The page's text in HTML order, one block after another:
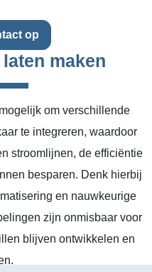
op
maken
om verschillende
te integreren, waardoor
stroomlijnen, de efficiëntie
besparen. Denk hierbij
en nauwkeurige
zijn onmisbaar voor
blijven ontwikkelen en